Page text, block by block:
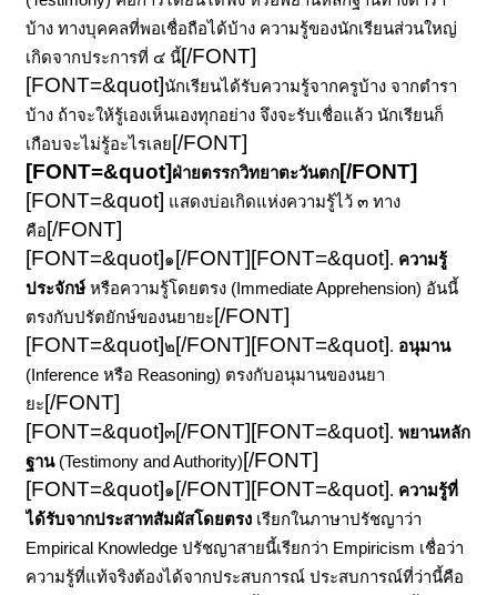
บ้าง ทางบุคคลที่พอเชื่อถือได้บ้าง ความรู้ของนักเรียนส่วนใหญ่
เกิดจากประการที่ ๔ นี้[/FONT]
[FONT=&quot]นักเรียนได้รับความรู้จากครูบ้าง จากตำรา
บ้าง ถ้าจะให้รู้เองเห็นเองทุกอย่าง จึงจะรับเชื่อแล้ว นักเรียนก็
เกือบจะไม่รู้อะไรเลย [/FONT]
[FONT=&quot] ฝ่ายตรรกวิทยาตะวันตก[/FONT]
[FONT=&quot] แสดงบ่อเกิดแห่งความรู้ไว้ ๓ ทาง
คือ [/FONT]
[FONT=&quot]๑ [/FONT] [FONT=&quot]. ความรู้
ประจักษ์ หรือความรู้โดยตรง (Immediate Apprehension) อันนี้
ตรงกับปรัตยักษ์ของนยายะ [/FONT]
[FONT=&quot]๒ [/FONT] [FONT=&quot]. อนุมาน
(Inference หรือ Reasoning) ตรงกับอนุมานของนยา
ยะ [/FONT]
[FONT=&quot]๓[/FONT] [FONT=&quot].พยานหลัก
ฐาน(Testimony and Authority) [/FONT]
[FONT=&quot]๑ [/FONT] [FONT=&quot]. ความรู้ที่
ได้รับจากประสาทสัมผัสโดยตรง เรียกในภาษาปรัชญาว่า
Empirical Knowledge ปรัชญาสายนี้เรียกว่า Empiricism เชื่อว่า
ความรู้ที่แท้จริงต้องได้จากประสบการณ์ ประสบการณ์ที่ว่านี้คือ